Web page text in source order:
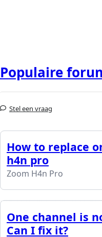
Populaire
Stel een vraag
How to replace
h4n pro
Zoom H4n Pro
One channel is
Can I fix it?